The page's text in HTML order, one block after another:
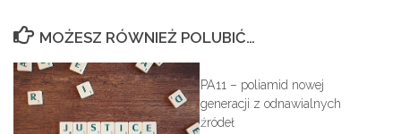
MOŻESZ RÓWNIEŻ POLUBIĆ…
PA11 – poliamid nowej
generacji z odnawialnych
źródeł